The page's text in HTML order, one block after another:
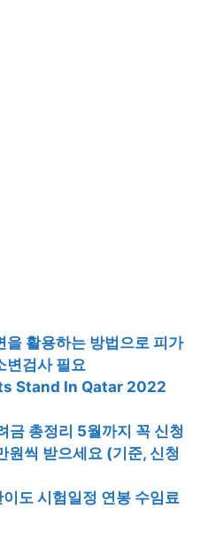
을 활용하는 방법으로 피가
변검사 필요
Stand In Qatar 2022
금 총정리 5월까지 꼭 신청
원씩 받으세요 (기준, 신청
도 시험일정 연봉 수임료